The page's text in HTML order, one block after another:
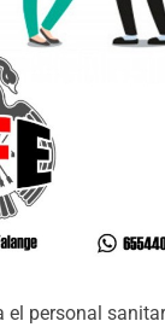
personal